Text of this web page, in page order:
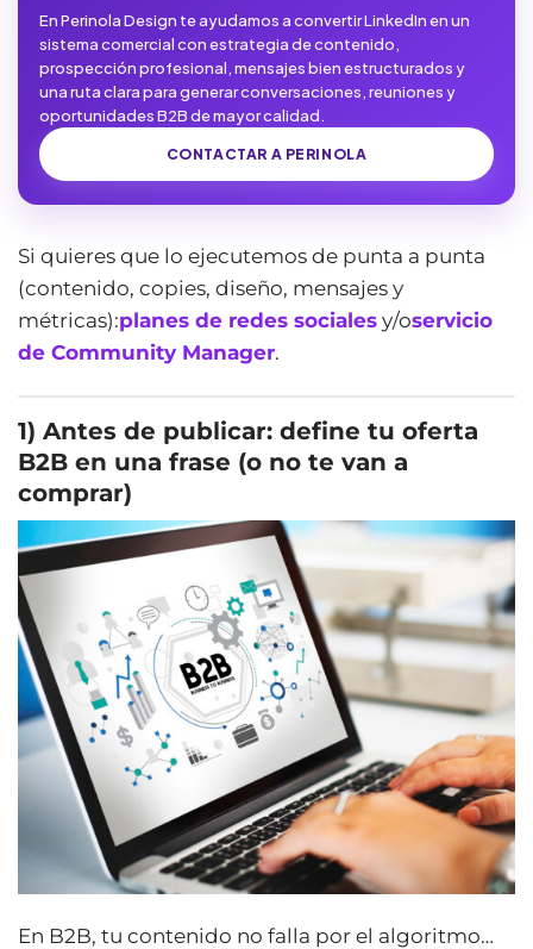
En Perinola Design te ayudamos a convertir LinkedIn en un
sistema comercial con estrategia de contenido,
prospección profesional, mensajes bien estructurados y
una ruta clara para generar conversaciones, reuniones y
oportunidades B2B de mayor calidad.
CONTACTAR A PERINOLA
Si quieres que lo ejecutemos de punta a punta
(contenido, copies, diseño, mensajes y
métricas):planes de redes sociales y/oservicio
de Community Manager.
1) Antes de publicar: define tu oferta
B2B en una frase (o no te van a
comprar)
En B2B, tu contenido no falla por el algoritmo…